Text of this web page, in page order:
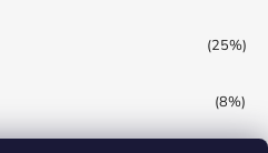
(25%)
(8%)